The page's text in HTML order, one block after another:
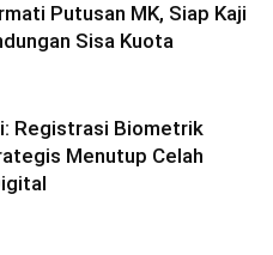
Putusan MK, Siap Kaji
Sisa Kuota
Registrasi Biometrik
Menutup Celah